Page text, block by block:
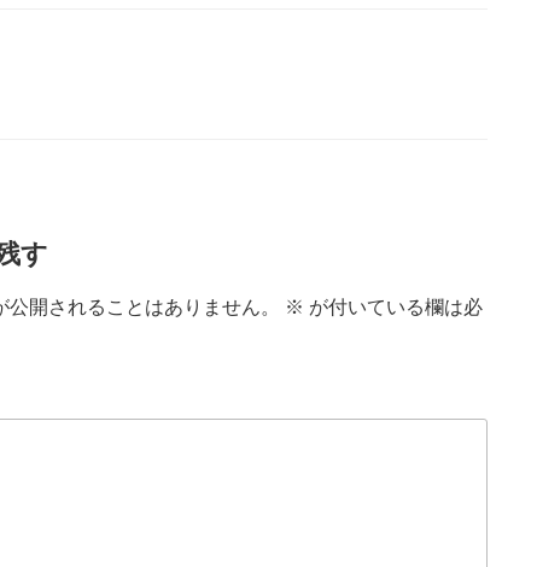
す
公開されることはありません。 ※ が付いている欄は必